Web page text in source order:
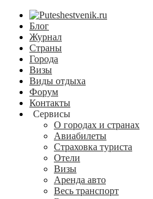
Блог
Журнал
Страны
Города
Визы
Виды отдыха
Форум
Контакты
Сервисы
О городах и странах
Авиабилеты
Страховка туриста
Отели
Визы
Аренда авто
Весь транспорт